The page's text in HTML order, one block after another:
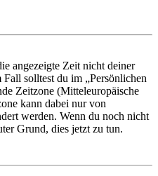
angezeigte Zeit nicht deiner
solltest du im „Persönlichen
Zeitzone (Mitteleuropäische
kann dabei nur von
werden. Wenn du noch nicht
Grund, dies jetzt zu tun.